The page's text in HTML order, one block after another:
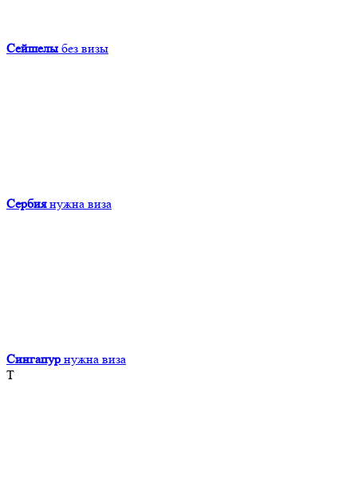
Сейшелы без визы
Сербия нужна виза
Сингапур нужна виза
Т